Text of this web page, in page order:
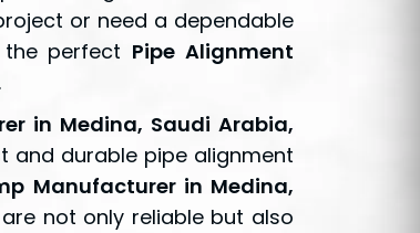
or need a dependable
perfect Pipe Alignment
in Medina, Saudi Arabia,
and durable pipe alignment
Manufacturer in Medina,
not only reliable but also